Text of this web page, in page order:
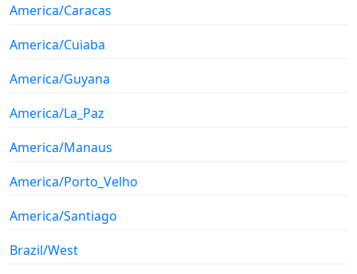
America/Caracas
America/Cuiaba
America/Guyana
America/La_Paz
America/Manaus
America/Porto_Velho
America/Santiago
Brazil/West